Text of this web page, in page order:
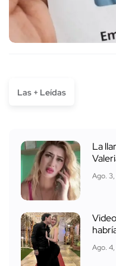
Las + Leídas
La
Ago.
Ago.